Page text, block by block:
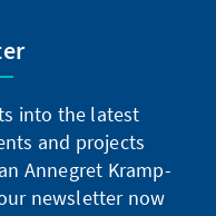
into the latest
and projects
Annegret Kramp-
newsletter now